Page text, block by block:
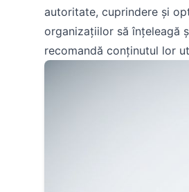
autoritate, cuprindere și
organizațiilor să înțeleagă
recomandă conținutul lor